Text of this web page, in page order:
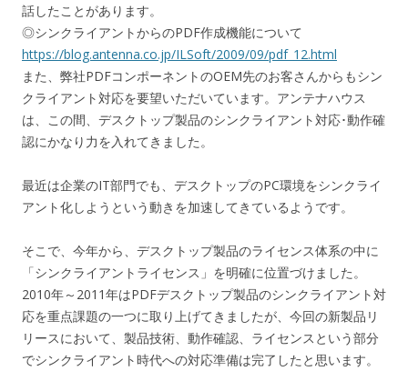
話したことがあります。
◎シンクライアントからのPDF作成機能について
https://blog.antenna.co.jp/ILSoft/2009/09/pdf_12.html
また、弊社PDFコンポーネントのOEM先のお客さんからもシン
クライアント対応を要望いただいています。アンテナハウス
は、この間、デスクトップ製品のシンクライアント対応･動作確
認にかなり力を入れてきました。
最近は企業のIT部門でも、デスクトップのPC環境をシンクライ
アント化しようという動きを加速してきているようです。
そこで、今年から、デスクトップ製品のライセンス体系の中に
「シンクライアントライセンス」を明確に位置づけました。
2010年～2011年はPDFデスクトップ製品のシンクライアント対
応を重点課題の一つに取り上げてきましたが、今回の新製品リ
リースにおいて、製品技術、動作確認、ライセンスという部分
でシンクライアント時代への対応準備は完了したと思います。